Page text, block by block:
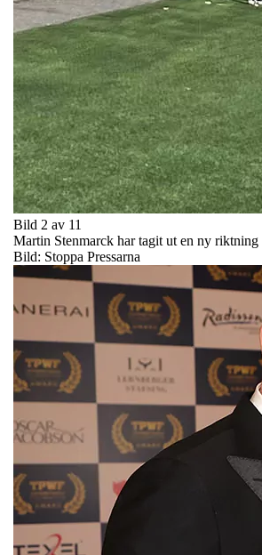
Bild 2 av 11
Martin Stenmarck har tagit ut en ny
Bild: Stoppa Pressarna